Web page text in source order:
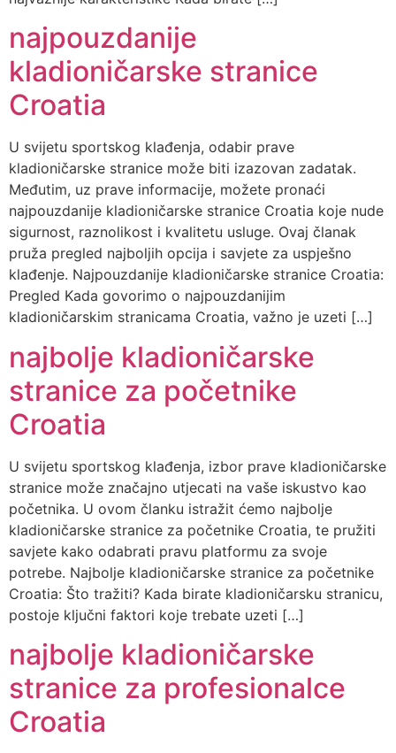
najpouzdanije
kladioničarske stranice
Croatia
U svijetu sportskog klađenja, odabir prave
kladioničarske stranice može biti izazovan zadatak.
Međutim, uz prave informacije, možete pronaći
najpouzdanije kladioničarske stranice Croatia koje nude
sigurnost, raznolikost i kvalitetu usluge. Ovaj članak
pruža pregled najboljih opcija i savjete za uspješno
klađenje. Najpouzdanije kladioničarske stranice Croatia:
Pregled Kada govorimo o najpouzdanijim
kladioničarskim stranicama Croatia, važno je uzeti […]
najbolje kladioničarske
stranice za početnike
Croatia
U svijetu sportskog klađenja, izbor prave kladioničarske
stranice može značajno utjecati na vaše iskustvo kao
početnika. U ovom članku istražit ćemo najbolje
kladioničarske stranice za početnike Croatia, te pružiti
savjete kako odabrati pravu platformu za svoje
potrebe. Najbolje kladioničarske stranice za početnike
Croatia: Što tražiti? Kada birate kladioničarsku stranicu,
postoje ključni faktori koje trebate uzeti […]
najbolje kladioničarske
stranice za profesionalce
Croatia